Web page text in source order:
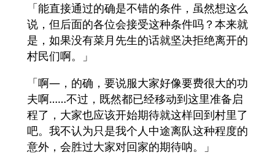
「能直接通过的确是不错的条件，虽然想这么
说，但后面的各位会接受这种条件吗？本来就
是，如果没有菜月先生的话就坚决拒绝离开的
村民们啊。」
「啊—，的确，要说服大家好像要费很大的功
夫啊……不过，既然都已经移动到这里准备启
程了，大家也应该开始期待就这样回到村里了
吧。我不认为只是我个人中途离队这种程度的
意外，会胜过大家对回家的期待呐。」